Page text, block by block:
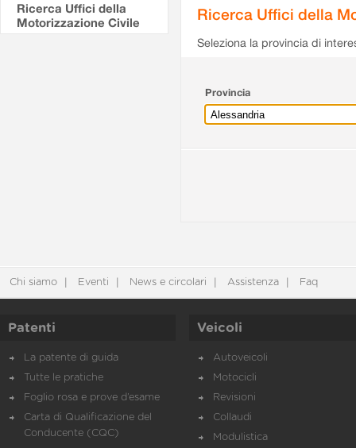
Ricerca Uffici della
Motorizzazione Civile
Ricerca Uffici della
Seleziona la provincia di
Provincia
Chi siamo Eventi News e circolari Assistenza Faq
Patenti
La patente di guida
Tutte le pratiche
Foglio rosa e prove d’esame
Carta di Qualificazione del
Conducente (CQC)
Veicoli
Autoveicoli
Motocicli
Revisioni
Collaudi
Modulistica